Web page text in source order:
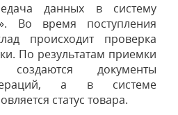
данных в систему
Во время поступления
происходит проверка
По результатам приемки
создаются документы
а в системе
статус товара.